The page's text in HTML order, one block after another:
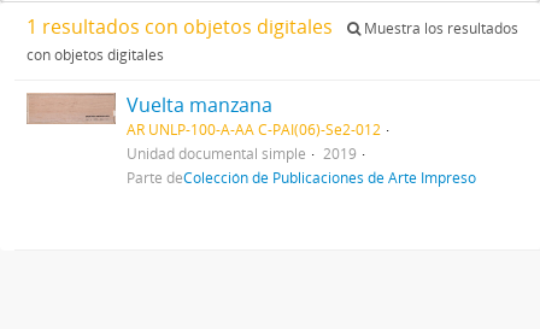
1 resultados con objetos digitales
Muestra los resultados
con objetos digitales
Vuelta manzana
AR UNLP-100-A-AA C-PAI(06)-Se2-012
Unidad documental simple
2019
Parte deColección de Publicaciones de Arte Impreso